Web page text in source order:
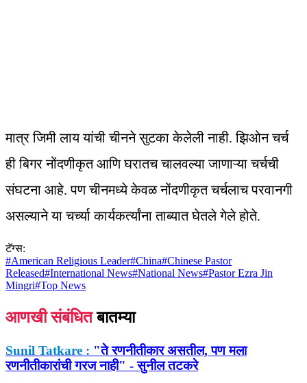
मात्र जिमी लाय यांची चीनने सुटका केलेली नाही. झिओन चर्च
ही बिगर नोंदणीकृत आणि घरातच चालवल्या जाणाऱ्या चर्चची
संघटना आहे. पण चीनमध्ये केवळ नोंदणीकृत चर्चलाच परवानगी
असल्याने या चर्च्या कार्यकर्त्यांना ताब्यात घेतले गेले होते.
टॅग्स:
#American Religious Leader#China#Chinese Pastor
Released#International News#National News#Pastor Ezra Jin
Mingri#Top News
आणखी संबंधित बातम्या
Sunil Tatkare : "ते रणनीतीकार असतील, पण मला
रणनीतीकारांची गरज नाही" - सुनील तटकरे